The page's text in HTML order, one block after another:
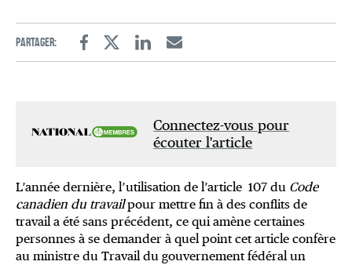
Partager:
FacebookTwitterLinkedinEmail
Connectez-vous pour
écouter l'article
L’année dernière, l’utilisation de l’article 107 du Code
canadien du travailpour mettre fin à des conflits de
travail a été sans précédent, ce qui amène certaines
personnes à se demander à quel point cet article confère
au ministre du Travail du gouvernement fédéral un